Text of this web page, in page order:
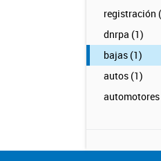
registración
dnrpa (1)
bajas (1)
autos (1)
automotores